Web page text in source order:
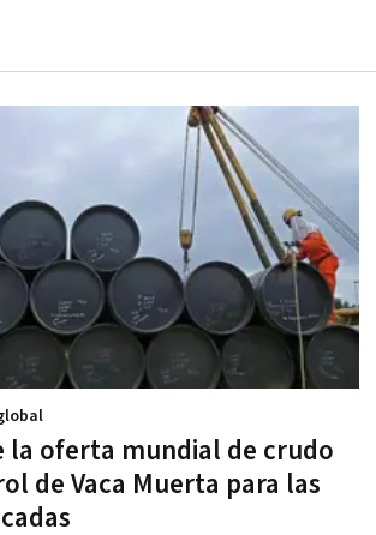
la oferta mundial de crudo
de Vaca Muerta para las